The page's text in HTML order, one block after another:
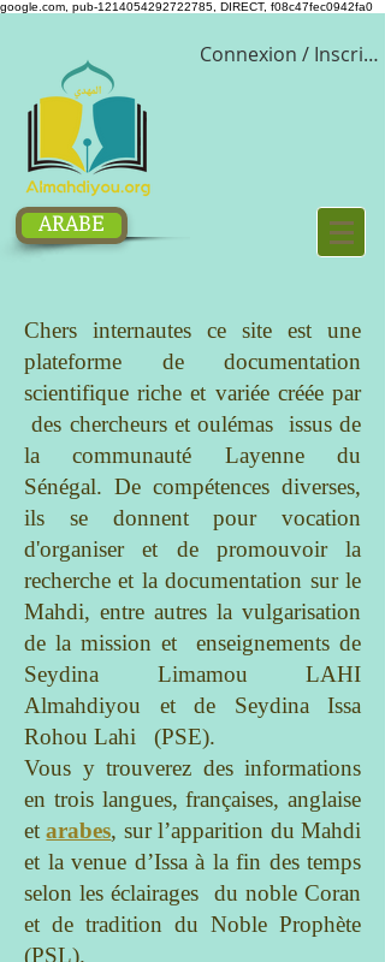
google.com, pub-1214054292722785, DIRECT, f08c47fec0942fa0
Connexion /
ARABE
Chers internautes ce site est une
plateforme de documentation
scientifique riche et variée créée par
des chercheurs et oulémas issus de
la communauté Layenne du
Sénégal. De compétences diverses,
ils se donnent pour vocation
d'organiser et de promouvoir la
recherche et la documentation sur le
Mahdi, entre autres la vulgarisation
de la mission et enseignements de
Seydina Limamou LAHI
Almahdiyou et de Seydina Issa
Rohou Lahi (PSE).
Vous y trouverez des informations
en trois langues, françaises, anglaise
etarabes, sur l’apparition du Mahdi
et la venue d’Issa à la fin des temps
selon les éclairages du noble Coran
et de tradition du Noble Prophète
(PSL).